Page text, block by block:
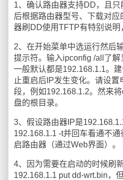
1、确认路由器支持DD，且
后根据路由器型号、下载对
器刷DD使用TFTP有特别说明
2、在开始菜单中选运行然后
提示符。输入ipconfig /all了解
一般默认都是192.168.1.1。
止重启后IP发生变化。请设置
段，例如192.168.1.2。然来
盘的根目录。
3、假设路由器IP是
192.168.1.1 -t并回车看通不
启路由器（通过Web界面）。
4、因为需要在启动的时候刷
192.168.1.1 put dd-wrt.bin，